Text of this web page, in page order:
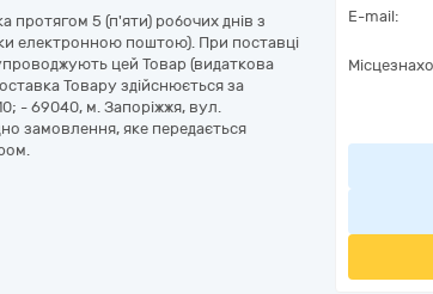
протягом 5 (п'яти) робочих днів з
електронною поштою). При поставці
цей Товар (видаткова
Товару здійснюється за
- 69040, м. Запоріжжя, вул.
замовлення, яке передається
E-mail: